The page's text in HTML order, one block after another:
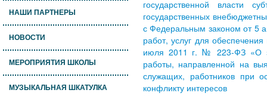
НАШИ ПАРТНЕРЫ
НОВОСТИ
МЕРОПРИЯТИЯ ШКОЛЫ
МУЗЫКАЛЬНАЯ ШКАТУЛКА
государственной власти
государственных
с Федеральным законом от 5
работ, услуг для
июля 2011 г. № 223-ФЗ «О
работы, направленной на
служащих, работников при
конфликту интересов